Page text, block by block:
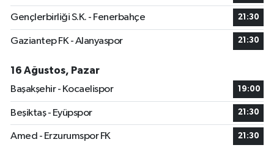
Gençlerbirliği S.K. - Fenerbahçe 21:30
Gaziantep FK - Alanyaspor 21:30
16 Ağustos, Pazar
Başakşehir - Kocaelispor
19:00
Beşiktaş - Eyüpspor 21:30
Amed - Erzurumspor FK 21:30